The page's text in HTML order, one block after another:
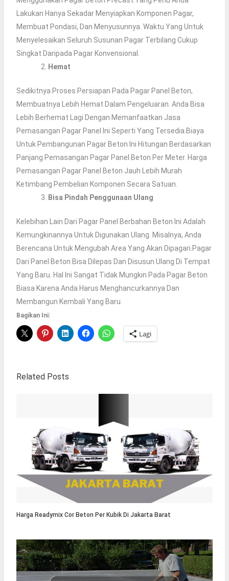
Lakukan Hanya Sekadar Menyiapkan Komponen Pagar,
Membuat Pondasi, Dan Menyusunnya. Waktu Yang Untuk
Menyelesaikan Seluruh Susunan Pagar Terbilang Cukup
Singkat Daripada Pagar Konvensional.
Hemat
Sedikitnya Proses Persiapan Pada Pagar Panel Beton,
Membuatnya Lebih Hemat Dalam Pengeluaran. Anda Bisa
Lebih Berhemat Lagi Dengan Memanfaatkan Jasa
Pemasangan Pagar Panel Ini Seperti Yang Tersedia.Biaya
Untuk Pembangunan Pagar Beton Ini Hitungan Berdasarkan
Panjang Pemasangan Pagar Panel Beton Per Meter. Harga
Pemasangan Pagar Panel Beton Jauh Lebih Murah
Ketimbang Pembelian Komponen Secara Satuan.
Bisa Pindah Penggunaan Ulang
Kelebihan Lain Dari Pagar Panel Berbahan Beton Ini Adalah
Kemungkinannya Untuk Digunakan Ulang. Misalnya, Anda
Berencana Untuk Mengubah Area Yang Akan Dipagari.Pagar
Dari Panel Beton Bisa Dilepas Dan Disusun Ulang Di Tempat
Yang Baru. Hal Ini Sangat Tidak Mungkin Pada Pagar Beton
Biasa Karena Anda Harus Menghancurkannya Dan
Membangun Kembali Yang Baru.
Bagikan Ini:
Lagi
Related Posts
Harga Readymix Cor Beton Per Kubik Di Jakarta Barat